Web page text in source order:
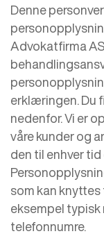
Denne
Advokatfirma
erklæringen. Du
nedenfor. Vi er
våre kunder og
den til enhver
som kan
eksempel
telefonnumre.